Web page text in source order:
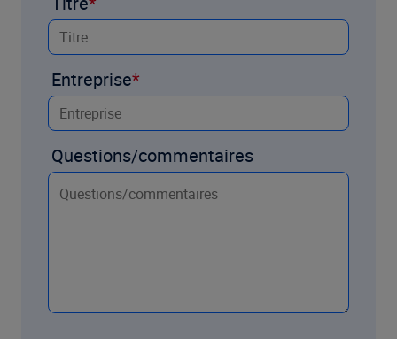
Entreprise
Questions/commentaires